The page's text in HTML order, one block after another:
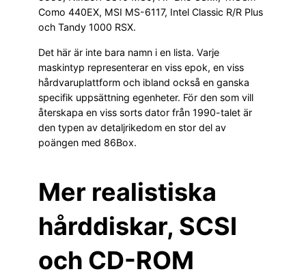
Como 440EX, MSI MS-6117, Intel Classic R/R Plus
och Tandy 1000 RSX.
Det här är inte bara namn i en lista. Varje
maskintyp representerar en viss epok, en viss
hårdvaruplattform och ibland också en ganska
specifik uppsättning egenheter. För den som vill
återskapa en viss sorts dator från 1990-talet är
den typen av detaljrikedom en stor del av
poängen med 86Box.
Mer realistiska
hårddiskar, SCSI
och CD-ROM